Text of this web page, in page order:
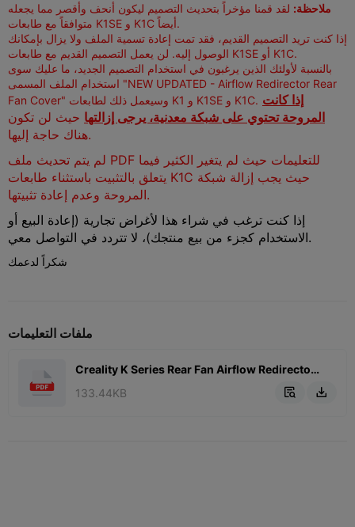
ملاحظة: لقد قمنا مؤخراً بتحديث التصميم ليكون أنحف وأقصر مما يجعله
متوافقاً مع طابعات K1SE و K1C أيضاً.
إذا كنت تريد التصميم القديم، فقد تمت إعادة تسمية الملف ولا يزال بإمكانك
الوصول إليه. لن يعمل التصميم القديم مع طابعات K1SE أو K1C.
بالنسبة لأولئك الذين يرغبون في استخدام التصميم الجديد، ما عليك سوى
استخدام الملف المسمى "NEW UPDATED - Airflow Redirector Rear
Fan Cover" وسيعمل ذلك لطابعات K1 و K1SE و K1C. إذا كانت
المروحة تحتوي على شبكة معدنية، يرجى إزالتها حيث لن تكون
هناك حاجة إليها.
لم يتم تحديث ملف PDF للتعليمات حيث لم يتغير الكثير فيما
يتعلق بالتثبيت باستثناء طابعات K1C حيث يجب إزالة شبكة
المروحة وعدم إعادة تثبيتها.
إذا كنت ترغب في شراء هذا لأغراض تجارية (إعادة البيع أو
الاستخدام كجزء من بيع منتجك)، لا تتردد في التواصل معي.
شكراً لدعمك
ملفات التعليمات
Creality K Series Rear Fan Airflow Redirector.pdf
133.44KB
 